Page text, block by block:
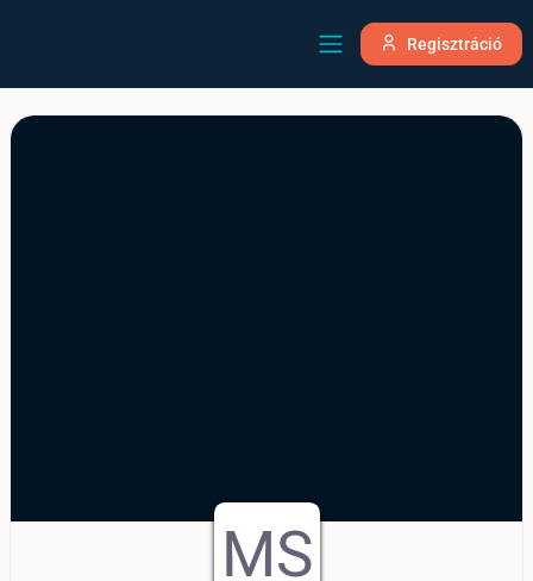
Regisztráció
MS